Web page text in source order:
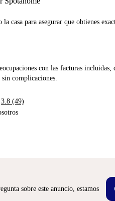
casa para asegurar que obtienes
con las facturas
complicaciones.
3.8 (49)
sobre este anuncio, estamos